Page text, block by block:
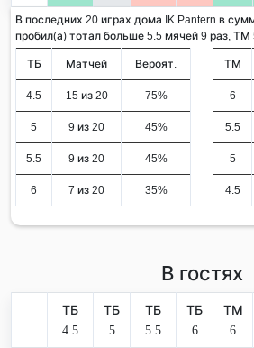
В последних 20 играх дома IK Pantern в
пробил(а) тотал больше 5.5 мячей 9 раз, ТМ
ТБ Матчей Вероят.
4.5 15 из 20 75%
5 9 из 20 45%
5.5 9 из 20 45%
6 7 из 20 35%
ТМ
6
5.5
5
4.5
В гостях
ТБ
4.5
ТБ
5
ТБ
5.5
ТБ
6
ТМ
6